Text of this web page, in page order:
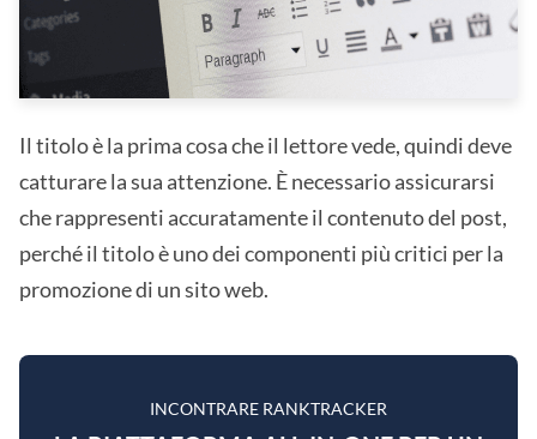
Il titolo è la prima cosa che il lettore vede, quindi deve
catturare la sua attenzione. È necessario assicurarsi
che rappresenti accuratamente il contenuto del post,
perché il titolo è uno dei componenti più critici per la
promozione di un sito web.
INCONTRARE RANKTRACKER